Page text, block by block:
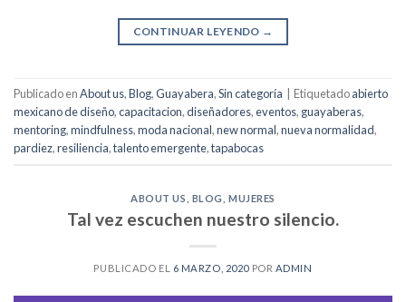
CONTINUAR LEYENDO →
Publicado enAbout us,Blog,Guayabera,Sin categoría Etiquetadoabierto
mexicano de diseño,capacitacion,diseñadores,eventos, guayaberas,
mentoring,mindfulness,moda nacional,new normal,nueva normalidad,
pardiez,resiliencia,talento emergente,tapabocas
ABOUT US BLOG ,MUJERES
Tal vez escuchen nuestro silencio.
PUBLICADO EL 6 MARZO, 2020POR ADMIN